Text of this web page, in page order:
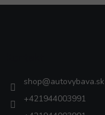
shop@autovybava.sk
+421944003991